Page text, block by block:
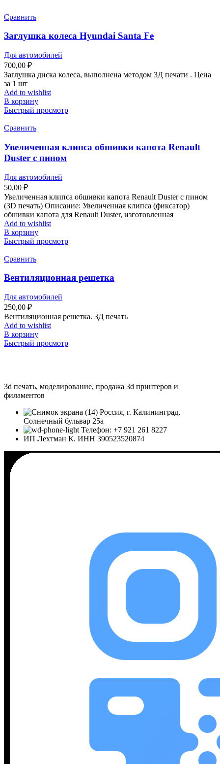
Сравнить
Заглушка колеса Hyundai Santa Fe
Для автомобилей
700,00 ₽
Заглушка диска колеса, выполнена методом 3Д печати . Цена
за 1 шт
Add to wishlist
В корзину
Быстрый просмотр
Сравнить
Увеличенная клипса обшивки капота Renault
Duster с пином
Для автомобилей
50,00 ₽
Увеличенная клипса обшивки капота Renault Duster с пином
(3D печать) Описание: Увеличенная клипса (фиксатор)
обшивки капота для Renault Duster, изготовленная
Add to wishlist
В корзину
Быстрый просмотр
Сравнить
Вентиляционная решетка
Для автомобилей
250,00 ₽
Вентиляционная решетка. 3Д печать
Add to wishlist
В корзину
Быстрый просмотр
3d печать, моделирование, продажа 3d принтеров и
филаментов
Россия, г. Калининград,
Солнечный бульвар 25а
Телефон: +7 921 261 8227
ИП Лехтман К. ИНН 390523520874